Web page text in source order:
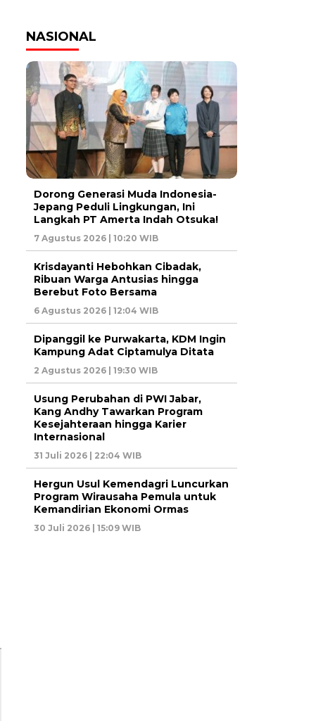
NASIONAL
Dorong Generasi Muda Indonesia-
Jepang Peduli Lingkungan, Ini
Langkah PT Amerta Indah Otsuka!
7 Agustus 2026 | 10:20 WIB
Krisdayanti Hebohkan Cibadak,
Ribuan Warga Antusias hingga
Berebut Foto Bersama
6 Agustus 2026 | 12:04 WIB
Dipanggil ke Purwakarta, KDM Ingin
Kampung Adat Ciptamulya Ditata
2 Agustus 2026 | 19:30 WIB
Usung Perubahan di PWI Jabar,
Kang Andhy Tawarkan Program
Kesejahteraan hingga Karier
Internasional
31 Juli 2026 | 22:04 WIB
Hergun Usul Kemendagri Luncurkan
Program Wirausaha Pemula untuk
Kemandirian Ekonomi Ormas
30 Juli 2026 | 15:09 WIB